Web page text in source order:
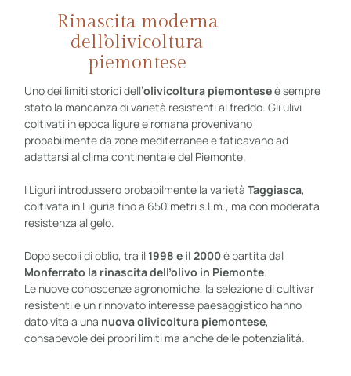
Rinascita moderna
dell’olivicoltura
piemontese
Uno dei limiti storici dell’olivicoltura piemonteseè sempre
stato la mancanza di varietà resistenti al freddo. Gli ulivi
coltivati in epoca ligure e romana provenivano
probabilmente da zone mediterranee e faticavano ad
adattarsi al clima continentale del Piemonte.
I Liguri introdussero probabilmente la varietàTaggiasca,
coltivata in Liguria fino a 650 metri s.l.m., ma con moderata
resistenza al gelo.
Dopo secoli di oblio, tra il1998 e il 2000è partita dal
Monferrato la rinascita dell’olivo in Piemonte.
Le nuove conoscenze agronomiche, la selezione di cultivar
resistenti e un rinnovato interesse paesaggistico hanno
dato vita a una nuova olivicoltura piemontese,
consapevole dei propri limiti ma anche delle potenzialità.